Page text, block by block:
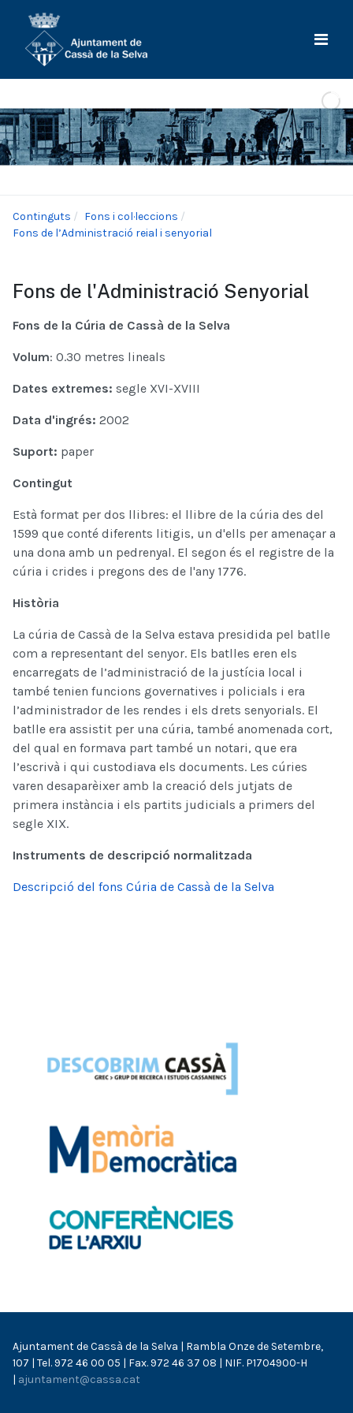
Continguts
Fons i col·leccions
Fons de l’Administració reial i senyorial
Fons de l'Administració Senyorial
Fons de la Cúria de Cassà de la Selva
Volum: 0.30 metres lineals
Dates extremes: segle XVI-XVIII
Data d'ingrés: 2002
Suport: paper
Contingut
Està format per dos llibres: el llibre de la cúria des del
1599 que conté diferents litigis, un d'ells per amenaçar a
una dona amb un pedrenyal. El segon és el registre de la
cúria i crides i pregons des de l'any 1776.
Història
La cúria de Cassà de la Selva estava presidida pel batlle
com a representant del senyor. Els batlles eren els
encarregats de l’administració de la justícia local i
també tenien funcions governatives i policials i era
l’administrador de les rendes i els drets senyorials. El
batlle era assistit per una cúria, també anomenada cort,
del qual en formava part també un notari, que era
l’escrivà i qui custodiava els documents. Les cúries
varen desaparèixer amb la creació dels jutjats de
primera instància i els partits judicials a primers del
segle XIX.
Instruments de descripció normalitzada
Descripció del fons Cúria de Cassà de la Selva
Ajuntament de Cassà de la Selva | Rambla Onze de Setembre,
107 | Tel. 972 46 00 05 | Fax. 972 46 37 08 | NIF. P1704900-H
| ajuntament@cassa.cat